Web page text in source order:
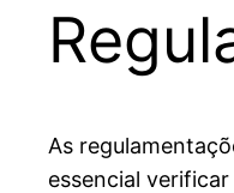
As
essencial